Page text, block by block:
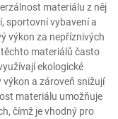
materiálu z něj
sportovní vybavení a
výkon za nepříznivých
materiálů často
ekologické
a zároveň snižují
materiálu umožňuje
čímž je vhodný pro